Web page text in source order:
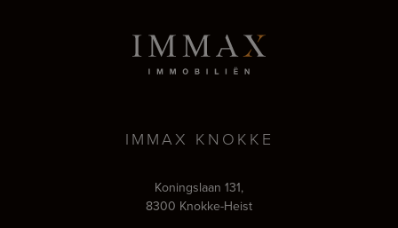
IMMAX KNOKKE
Koningslaan 131,
8300 Knokke-Heist